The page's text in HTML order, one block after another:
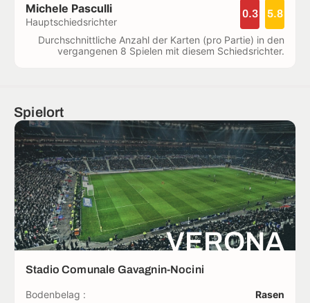
Michele Pasculli
Hauptschiedsrichter
0.3 5.8
Durchschnittliche Anzahl der Karten (pro Partie) in den
vergangenen 8 Spielen mit diesem Schiedsrichter.
Spielort
VERONA
Stadio Comunale Gavagnin-Nocini
Bodenbelag : Rasen